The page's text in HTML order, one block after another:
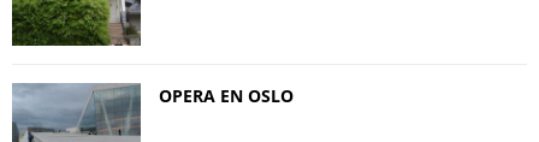
OPERA EN OSLO